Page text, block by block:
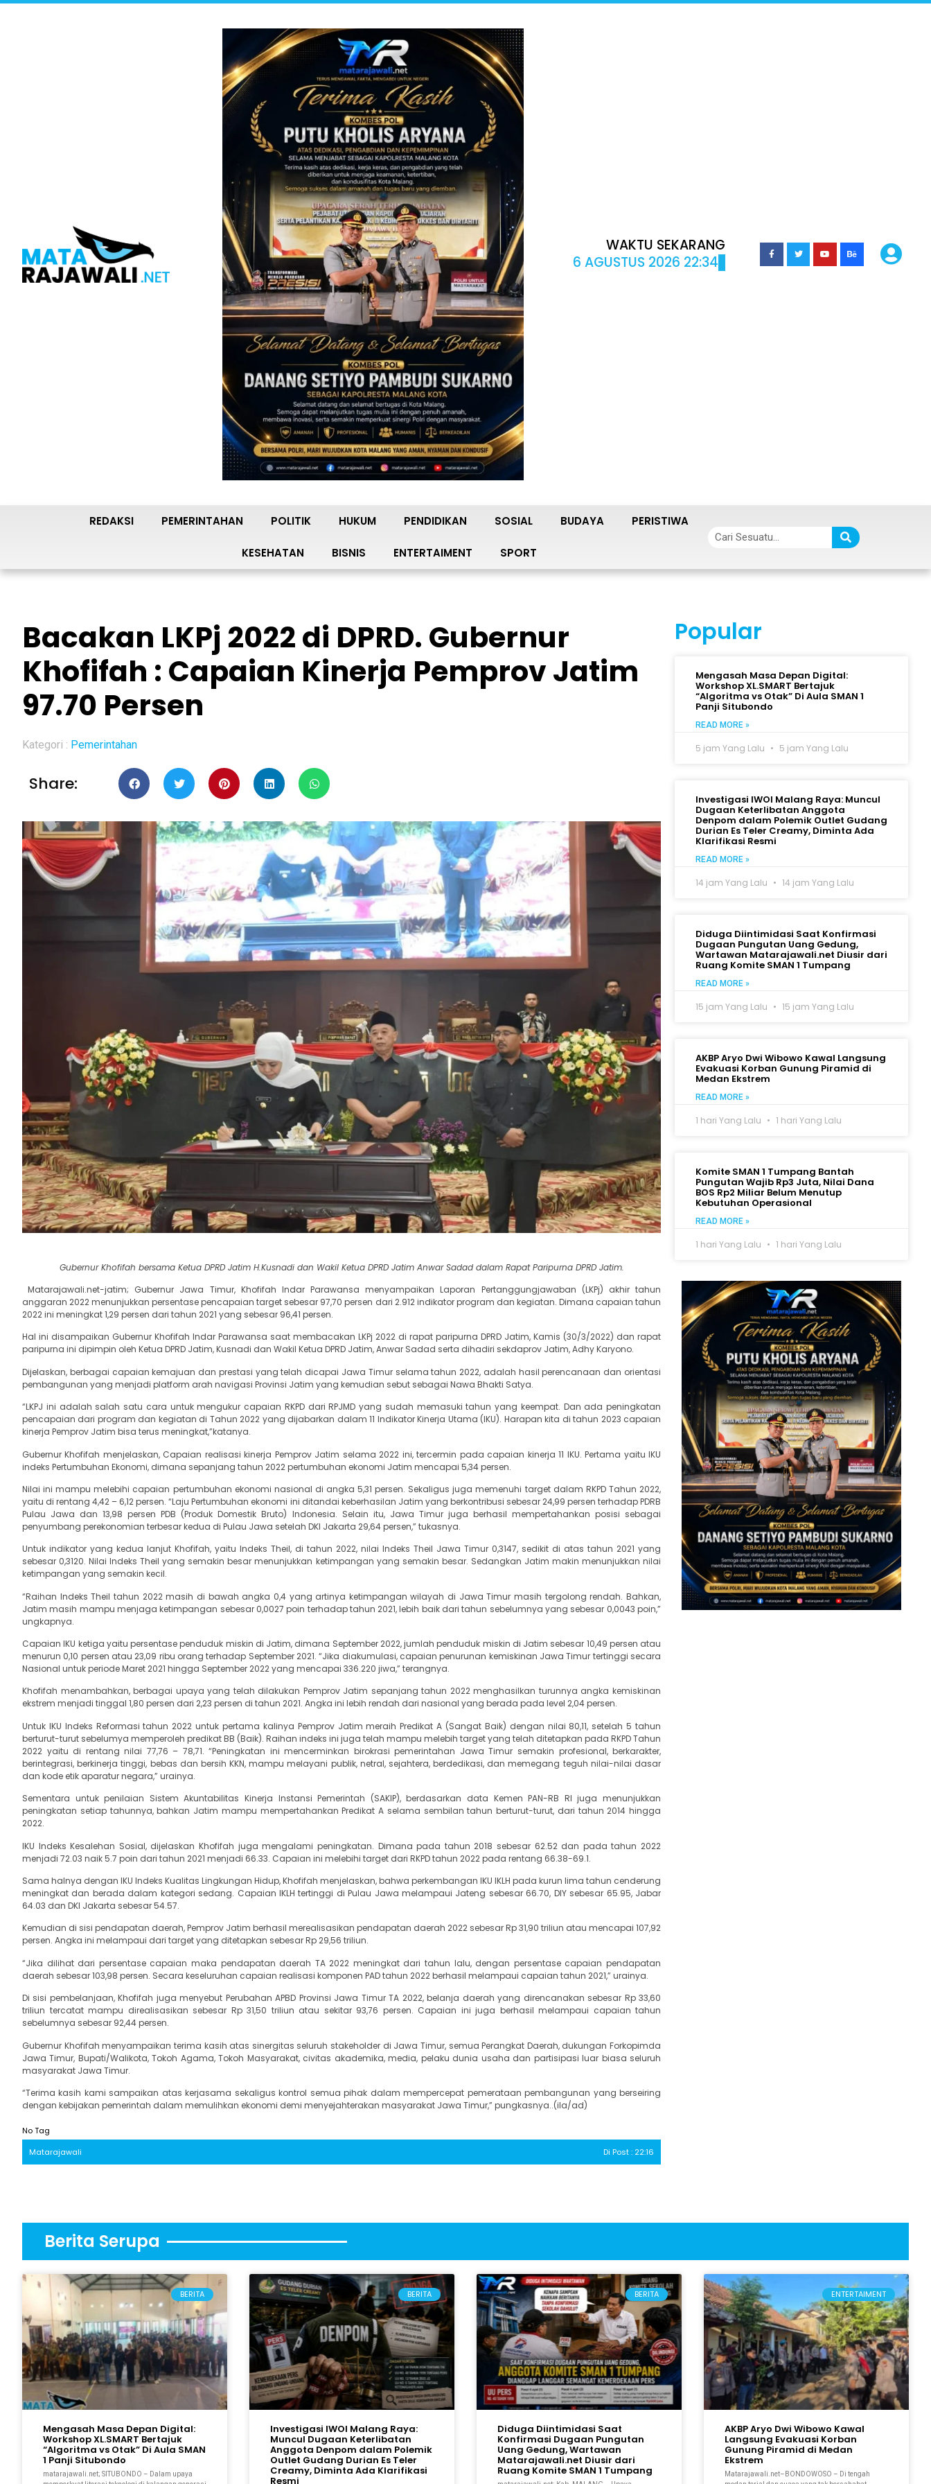
WAKTU SEKARANG
6 AGUSTUS 2026 22:34
REDAKSI PEMERINTAHAN POLITIK HUKUM PENDIDIKAN SOSIAL BUDAYA PERISTIWA
KESEHATAN BISNIS ENTERTAIMENT SPORT
Bacakan LKPj 2022 di DPRD. Gubernur
Khofifah : Capaian Kinerja Pemprov Jatim
97.70 Persen
Kategori : Pemerintahan
Share:
Gubernur Khofifah bersama Ketua DPRD Jatim H.Kusnadi dan Wakil Ketua DPRD Jatim Anwar Sadad dalam Rapat Paripurna DPRD Jatim.
Matarajawali.net-jatim; Gubernur Jawa Timur, Khofifah Indar Parawansa menyampaikan Laporan Pertanggungjawaban (LKPj) akhir tahun
anggaran 2022 menunjukkan persentase pencapaian target sebesar 97,70 persen dari 2.912 indikator program dan kegiatan. Dimana capaian tahun
2022 ini meningkat 1,29 persen dari tahun 2021 yang sebesar 96,41 persen.
Hal ini disampaikan Gubernur Khofifah Indar Parawansa saat membacakan LKPj 2022 di rapat paripurna DPRD Jatim, Kamis (30/3/2022) dan rapat
paripurna ini dipimpin oleh Ketua DPRD Jatim, Kusnadi dan Wakil Ketua DPRD Jatim, Anwar Sadad serta dihadiri sekdaprov Jatim, Adhy Karyono.
Dijelaskan, berbagai capaian kemajuan dan prestasi yang telah dicapai Jawa Timur selama tahun 2022, adalah hasil perencanaan dan orientasi
pembangunan yang menjadi platform arah navigasi Provinsi Jatim yang kemudian sebut sebagai Nawa Bhakti Satya.
“LKPJ ini adalah salah satu cara untuk mengukur capaian RKPD dari RPJMD yang sudah memasuki tahun yang keempat. Dan ada peningkatan
pencapaian dari program dan kegiatan di Tahun 2022 yang dijabarkan dalam 11 Indikator Kinerja Utama (IKU). Harapan kita di tahun 2023 capaian
kinerja Pemprov Jatim bisa terus meningkat,”katanya.
Gubernur Khofifah menjelaskan, Capaian realisasi kinerja Pemprov Jatim selama 2022 ini, tercermin pada capaian kinerja 11 IKU. Pertama yaitu IKU
indeks Pertumbuhan Ekonomi, dimana sepanjang tahun 2022 pertumbuhan ekonomi Jatim mencapai 5,34 persen.
Nilai ini mampu melebihi capaian pertumbuhan ekonomi nasional di angka 5,31 persen. Sekaligus juga memenuhi target dalam RKPD Tahun 2022,
yaitu di rentang 4,42 – 6,12 persen. “Laju Pertumbuhan ekonomi ini ditandai keberhasilan Jatim yang berkontribusi sebesar 24,99 persen terhadap PDRB
Pulau Jawa dan 13,98 persen PDB (Produk Domestik Bruto) Indonesia. Selain itu, Jawa Timur juga berhasil mempertahankan posisi sebagai
penyumbang perekonomian terbesar kedua di Pulau Jawa setelah DKI Jakarta 29,64 persen,” tukasnya.
Untuk indikator yang kedua lanjut Khofifah, yaitu Indeks Theil, di tahun 2022, nilai Indeks Theil Jawa Timur 0,3147, sedikit di atas tahun 2021 yang
sebesar 0,3120. Nilai Indeks Theil yang semakin besar menunjukkan ketimpangan yang semakin besar. Sedangkan Jatim makin menunjukkan nilai
ketimpangan yang semakin kecil.
“Raihan Indeks Theil tahun 2022 masih di bawah angka 0,4 yang artinya ketimpangan wilayah di Jawa Timur masih tergolong rendah. Bahkan,
Jatim masih mampu menjaga ketimpangan sebesar 0,0027 poin terhadap tahun 2021, lebih baik dari tahun sebelumnya yang sebesar 0,0043 poin,”
ungkapnya.
Capaian IKU ketiga yaitu persentase penduduk miskin di Jatim, dimana September 2022, jumlah penduduk miskin di Jatim sebesar 10,49 persen atau
menurun 0,10 persen atau 23,09 ribu orang terhadap September 2021. “Jika diakumulasi, capaian penurunan kemiskinan Jawa Timur tertinggi secara
Nasional untuk periode Maret 2021 hingga September 2022 yang mencapai 336.220 jiwa,” terangnya.
Khofifah menambahkan, berbagai upaya yang telah dilakukan Pemprov Jatim sepanjang tahun 2022 menghasilkan turunnya angka kemiskinan
ekstrem menjadi tinggal 1,80 persen dari 2,23 persen di tahun 2021. Angka ini lebih rendah dari nasional yang berada pada level 2,04 persen.
Untuk IKU Indeks Reformasi tahun 2022 untuk pertama kalinya Pemprov Jatim meraih Predikat A (Sangat Baik) dengan nilai 80,11, setelah 5 tahun
berturut-turut sebelumya memperoleh predikat BB (Baik). Raihan indeks ini juga telah mampu melebih target yang telah ditetapkan pada RKPD Tahun
2022 yaitu di rentang nilai 77,76 – 78,71. “Peningkatan ini mencerminkan birokrasi pemerintahan Jawa Timur semakin profesional, berkarakter,
berintegrasi, berkinerja tinggi, bebas dan bersih KKN, mampu melayani publik, netral, sejahtera, berdedikasi, dan memegang teguh nilai-nilai dasar
dan kode etik aparatur negara,” urainya.
Sementara untuk penilaian Sistem Akuntabilitas Kinerja Instansi Pemerintah (SAKIP), berdasarkan data Kemen PAN-RB RI juga menunjukkan
peningkatan setiap tahunnya, bahkan Jatim mampu mempertahankan Predikat A selama sembilan tahun berturut-turut, dari tahun 2014 hingga
2022.
IKU Indeks Kesalehan Sosial, dijelaskan Khofifah juga mengalami peningkatan. Dimana pada tahun 2018 sebesar 62.52 dan pada tahun 2022
menjadi 72.03 naik 5.7 poin dari tahun 2021 menjadi 66.33. Capaian ini melebihi target dari RKPD tahun 2022 pada rentang 66.38-69.1.
Sama halnya dengan IKU Indeks Kualitas Lingkungan Hidup, Khofifah menjelaskan, bahwa perkembangan IKU IKLH pada kurun lima tahun cenderung
meningkat dan berada dalam kategori sedang. Capaian IKLH tertinggi di Pulau Jawa melampaui Jateng sebesar 66.70, DIY sebesar 65.95, Jabar
64.03 dan DKI Jakarta sebesar 54.57.
Kemudian di sisi pendapatan daerah, Pemprov Jatim berhasil merealisasikan pendapatan daerah 2022 sebesar Rp 31,90 triliun atau mencapai 107,92
persen. Angka ini melampaui dari target yang ditetapkan sebesar Rp 29,56 triliun.
“Jika dilihat dari persentase capaian maka pendapatan daerah TA 2022 meningkat dari tahun lalu, dengan persentase capaian pendapatan
daerah sebesar 103,98 persen. Secara keseluruhan capaian realisasi komponen PAD tahun 2022 berhasil melampaui capaian tahun 2021,” urainya.
Di sisi pembelanjaan, Khofifah juga menyebut Perubahan APBD Provinsi Jawa Timur TA 2022, belanja daerah yang direncanakan sebesar Rp 33,60
triliun tercatat mampu direalisasikan sebesar Rp 31,50 triliun atau sekitar 93,76 persen. Capaian ini juga berhasil melampaui capaian tahun
sebelumnya sebesar 92,44 persen.
Gubernur Khofifah menyampaikan terima kasih atas sinergitas seluruh stakeholder di Jawa Timur, semua Perangkat Daerah, dukungan Forkopimda
Jawa Timur, Bupati/Walikota, Tokoh Agama, Tokoh Masyarakat, civitas akademika, media, pelaku dunia usaha dan partisipasi luar biasa seluruh
masyarakat Jawa Timur.
“Terima kasih kami sampaikan atas kerjasama sekaligus kontrol semua pihak dalam mempercepat pemerataan pembangunan yang berseiring
dengan kebijakan pemerintah dalam memulihkan ekonomi demi menyejahterakan masyarakat Jawa Timur,” pungkasnya..(ila/ad)
No Tag
Matarajawali
Di Post : 22:16
Popular
Mengasah Masa Depan Digital:
Workshop XL.SMART Bertajuk
“Algoritma vs Otak” Di Aula SMAN 1
Panji Situbondo
READ MORE »
5 jam Yang Lalu 5 jam Yang Lalu
Investigasi IWOI Malang Raya: Muncul
Dugaan Keterlibatan Anggota
Denpom dalam Polemik Outlet Gudang
Durian Es Teler Creamy, Diminta Ada
Klarifikasi Resmi
READ MORE »
14 jam Yang Lalu 14 jam Yang Lalu
Diduga Diintimidasi Saat Konfirmasi
Dugaan Pungutan Uang Gedung,
Wartawan Matarajawali.net Diusir dari
Ruang Komite SMAN 1 Tumpang
READ MORE »
15 jam Yang Lalu 15 jam Yang Lalu
AKBP Aryo Dwi Wibowo Kawal Langsung
Evakuasi Korban Gunung Piramid di
Medan Ekstrem
READ MORE »
1 hari Yang Lalu 1 hari Yang Lalu
Komite SMAN 1 Tumpang Bantah
Pungutan Wajib Rp3 Juta, Nilai Dana
BOS Rp2 Miliar Belum Menutup
Kebutuhan Operasional
READ MORE »
1 hari Yang Lalu 1 hari Yang Lalu
Berita Serupa
BERITA
Mengasah Masa Depan Digital:
Workshop XL.SMART Bertajuk
“Algoritma vs Otak” Di Aula SMAN
1 Panji Situbondo
matarajawali.net; SITUBONDO – Dalam upaya
BERITA
Investigasi IWOI Malang Raya:
Muncul Dugaan Keterlibatan
Anggota Denpom dalam Polemik
Outlet Gudang Durian Es Teler
Creamy, Diminta Ada Klarifikasi
Resmi
BERITA
Diduga Diintimidasi Saat
Konfirmasi Dugaan Pungutan
Uang Gedung, Wartawan
Matarajawali.net Diusir dari
Ruang Komite SMAN 1 Tumpang
ENTERTAIMENT
AKBP Aryo Dwi Wibowo Kawal
Langsung Evakuasi Korban
Gunung Piramid di Medan
Ekstrem
Matarajawali.net–BONDOWOSO – Di tengah